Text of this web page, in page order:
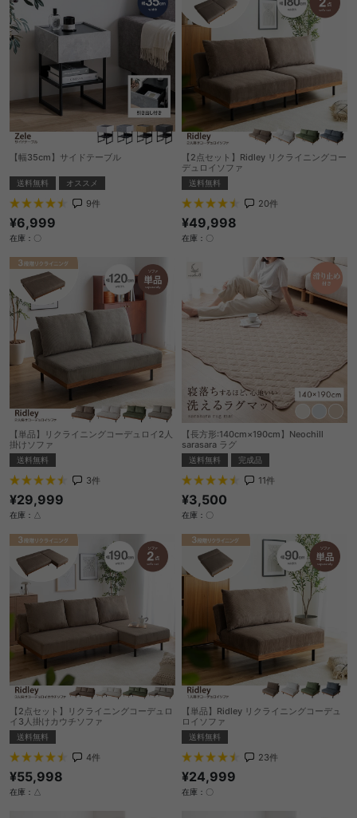
【幅35cm】サイドテーブル
送料無料 オススメ
9件
¥6,999
在庫：〇
【2点セット】Ridley リクライニングコー
デュロイソファ
送料無料
20件
¥49,998
在庫：〇
【単品】リクライニングコーデュロイ2人
掛けソファ
送料無料
3件
¥29,999
在庫：△
【長方形:140cm×190cm】Neochill
sarasara ラグ
送料無料 完成品
11件
¥3,500
在庫：〇
【2点セット】リクライニングコーデュロ
イ3人掛けカウチソファ
送料無料
4件
¥55,998
在庫：△
【単品】Ridley リクライニングコーデュ
ロイソファ
送料無料
23件
¥24,999
在庫：〇